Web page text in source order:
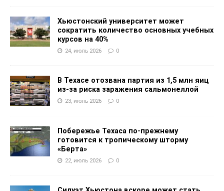
Хьюстонский университет может
сократить количество основных учебных
курсов на 40%
24, июль 2026 0
В Техасе отозвана партия из 1,5 млн яиц
из-за риска заражения сальмонеллой
23, июль 2026 0
Побережье Техаса по-прежнему
готовится к тропическому шторму
«Берта»
22, июль 2026 0